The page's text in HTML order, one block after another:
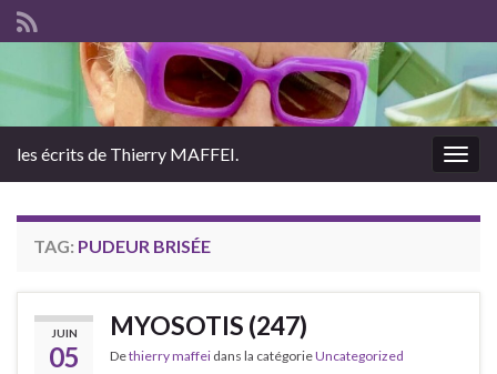
les écrits de Thierry MAFFEI.
TAG: PUDEUR BRISÉE
JUIN
05
MYOSOTIS (247)
Dethierry maffei dans la catégorieUncategorized